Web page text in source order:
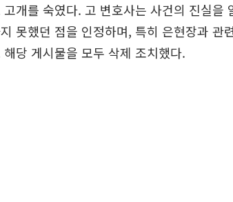
개를 숙였다. 고 변호사는 사건의 진실을
못했던 점을 인정하며, 특히 은현장과 관
당 게시물을 모두 삭제 조치했다.